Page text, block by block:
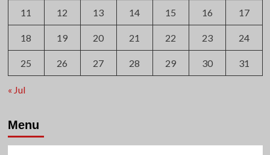
11 12 13 14 15 16 17
18 19 20 21 22 23 24
25 26 27 28 29 30 31
« Jul
Menu